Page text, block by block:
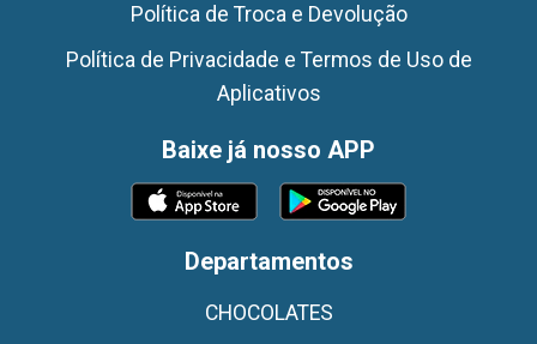
Política de Troca e Devolução
Política de Privacidade e Termos de Uso de
Aplicativos
Baixe já nosso APP
Departamentos
CHOCOLATES